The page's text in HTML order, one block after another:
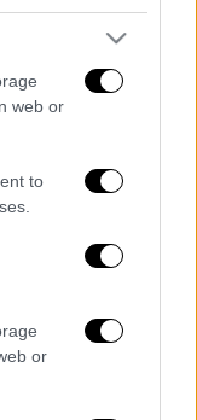
web or
to
or
του τα
σχέσεις
θα